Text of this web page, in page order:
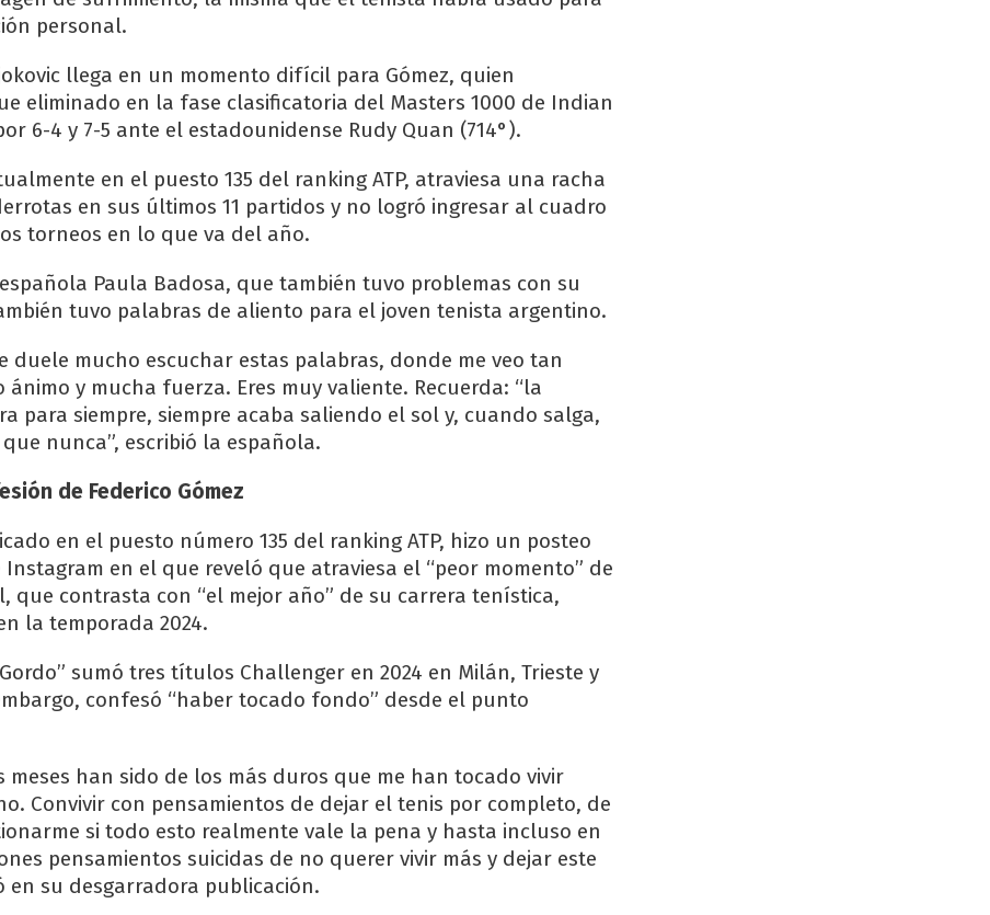
personal.
llega en un momento difícil para Gómez, quien
eliminado en la fase clasificatoria del Masters 1000 de Indian
6-4 y 7-5 ante el estadounidense Rudy Quan (714°).
en el puesto 135 del ranking ATP, atraviesa una racha
en sus últimos 11 partidos y no logró ingresar al cuadro
torneos en lo que va del año.
Paula Badosa, que también tuvo problemas con su
tuvo palabras de aliento para el joven tenista argentino.
duele mucho escuchar estas palabras, donde me veo tan
ánimo y mucha fuerza. Eres muy valiente. Recuerda: “la
para siempre, siempre acaba saliendo el sol y, cuando salga,
nunca”, escribió la española.
de Federico Gómez
en el puesto número 135 del ranking ATP, hizo un posteo
en el que reveló que atraviesa el “peor momento” de
que contrasta con “el mejor año” de su carrera tenística,
la temporada 2024.
sumó tres títulos Challenger en 2024 en Milán, Trieste y
confesó “haber tocado fondo” desde el punto
meses han sido de los más duros que me han tocado vivir
Convivir con pensamientos de dejar el tenis por completo, de
si todo esto realmente vale la pena y hasta incluso en
pensamientos suicidas de no querer vivir más y dejar este
en su desgarradora publicación.